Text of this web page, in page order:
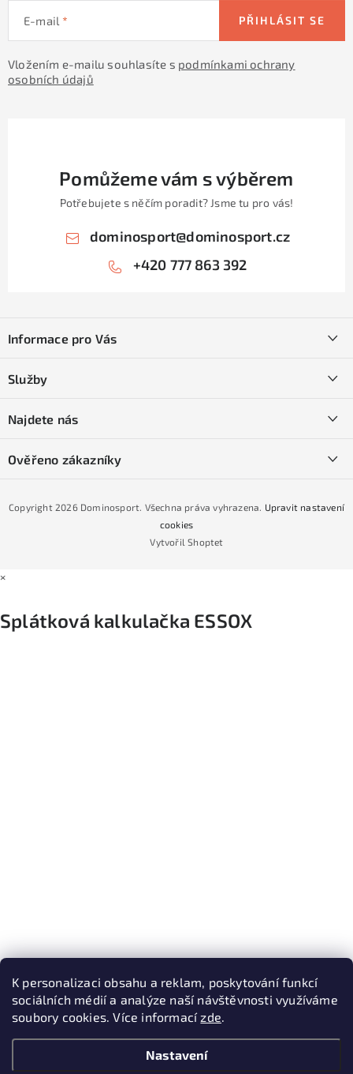
K personalizaci obsahu a reklam, poskytování funkcí
sociálních médií a analýze naší návštěvnosti využíváme
soubory cookies. Více informacízde.
Nastavení
E-mail
Vložením e-mailu souhlasíte s podmínkami ochrany
osobních údajů
PŘIHLÁSIT SE
Pomůžeme vám s výběrem
Potřebujete s něčím poradit? Jsme tu pro vás!
dominosport@dominosport.cz
+420 777 863 392
pInformace pro Vás
Obchodní podmínky
Podmínky GDPR
Podmínky nákupu na splátky ESSOX
Služby
Naše prodejna
Najdete nás
Ověřeno zákazníky
Vytvořil Shoptet
Copyright 2026 Dominosport. Všechna práva vyhrazena. Upravit nastavení
cookies
×
Splátková kalkulačka ESSOX